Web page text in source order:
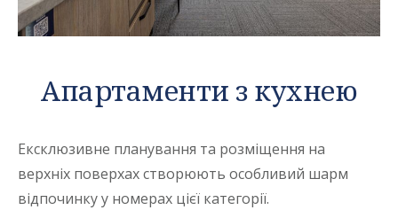
Апартаменти з кухнею
Ексклюзивне планування та розміщення на
верхніх поверхах створюють особливий шарм
відпочинку у номерах цієї категорії.